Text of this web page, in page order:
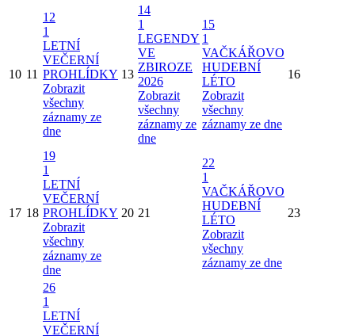
10 11
12
1
LETNÍ
VEČERNÍ
PROHLÍDKY
Zobrazit
všechny
záznamy ze
dne
13
14
1
LEGENDY
VE
ZBIROZE
2026
Zobrazit
všechny
záznamy ze
dne
15
1
VAČKÁŘOVO
HUDEBNÍ
LÉTO
Zobrazit
všechny
záznamy ze dne
16
17 18
19
1
LETNÍ
VEČERNÍ
PROHLÍDKY
Zobrazit
všechny
záznamy ze
dne
20 21
22
1
VAČKÁŘOVO
HUDEBNÍ
LÉTO
Zobrazit
všechny
záznamy ze dne
23
26
1
LETNÍ
VEČERNÍ